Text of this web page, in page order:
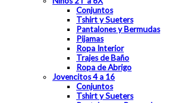
Conjuntos
Tshirt y Sueters
Pantalones y Bermudas
Pijamas
Ropa Interior
Trajes de Baño
Ropa de Abrigo
Jovencitos 4 a 16
Conjuntos
Tshirt y Sueters